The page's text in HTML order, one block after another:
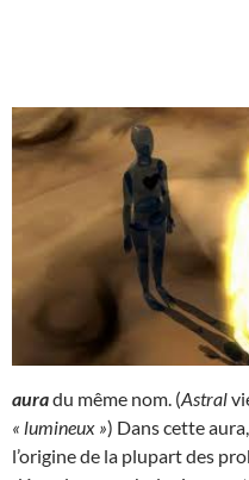
auradu même nom. (Astral
« lumineux ») Dans cette
l’origine de la plupart des